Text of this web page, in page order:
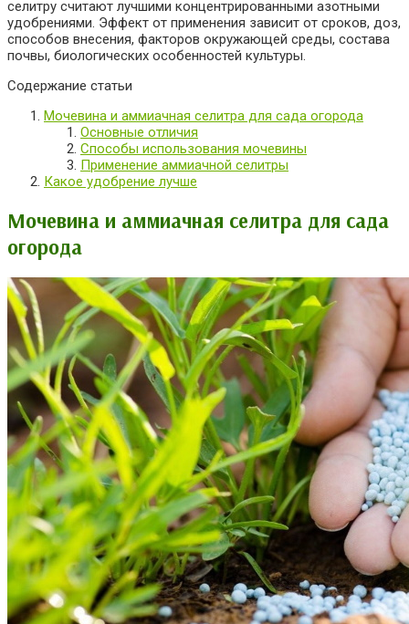
селитру считают лучшими концентрированными азотными
удобрениями. Эффект от применения зависит от сроков, доз,
способов внесения, факторов окружающей среды, состава
почвы, биологических особенностей культуры.
Содержание статьи
Мочевина и аммиачная селитра для сада огорода
Основные отличия
Способы использования мочевины
Применение аммиачной селитры
Какое удобрение лучше
Мочевина и аммиачная селитра для сада
огорода